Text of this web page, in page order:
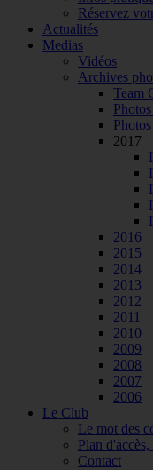
Réservez
Actualités
Medias
Vidéos
Archives
Team
2017
2016
2015
2014
2013
2012
2011
2010
2009
2008
2007
2006
Le Club
Le mot des
Plan
Contact